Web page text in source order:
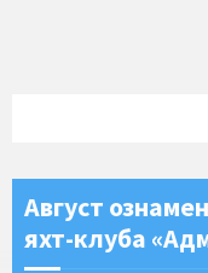
Август
яхт-клуба